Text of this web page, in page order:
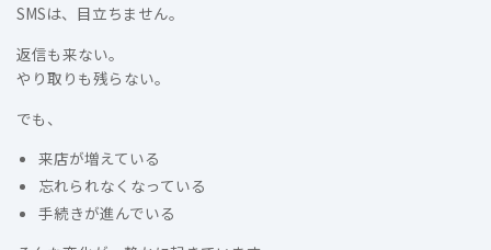
SMSは、目立ちません。
返信も来ない。
やり取りも残らない。
でも、
来店が増えている
忘れられなくなっている
手続きが進んでいる